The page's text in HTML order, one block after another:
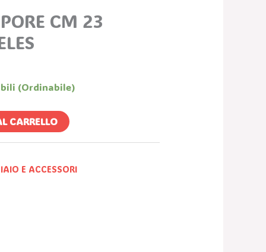
CM 23
(ordinabile)
CARRELLO
E ACCESSORI